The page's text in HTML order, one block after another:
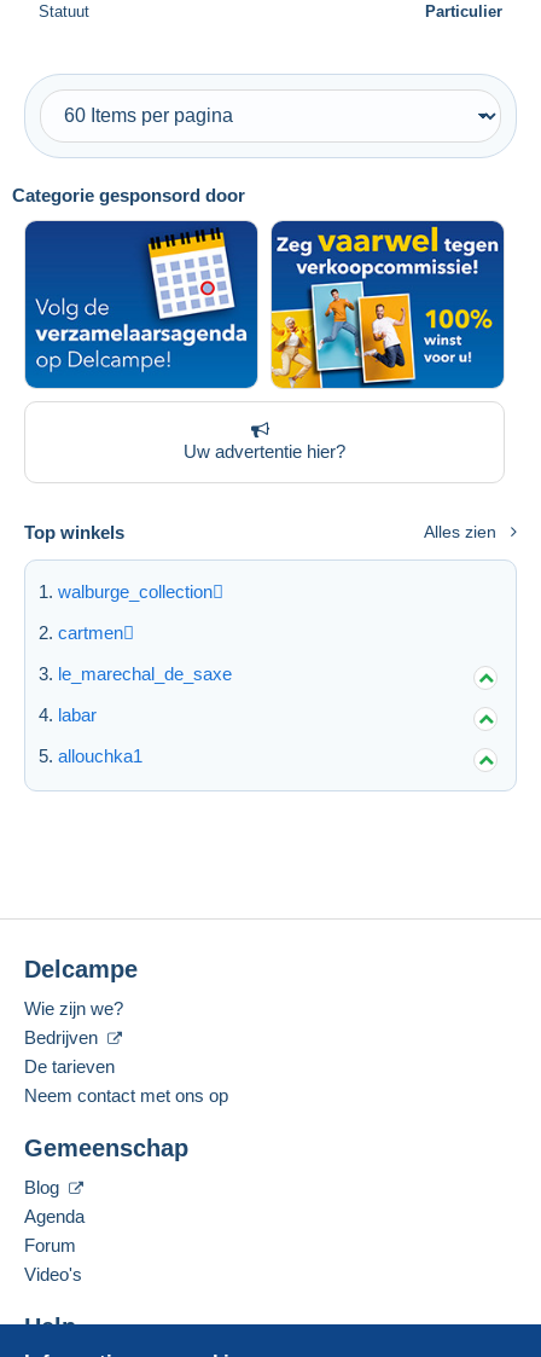
Categorie gesponsord door
Uw advertentie hier?
Top winkels Alles zien
walburge_collection
cartmen
le_marechal_de_saxe
labar
allouchka1
Statuut Particulier
Delcampe
Wie zijn we?
Bedrijven
De tarieven
Neem contact met ons op
Gemeenschap
Blog
Agenda
Forum
Video's
Help